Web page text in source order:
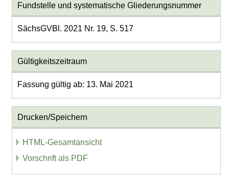
Fundstelle und systematische Gliederungsnummer
SächsGVBl. 2021 Nr. 19, S. 517
Gültigkeitszeitraum
Fassung gültig ab: 13. Mai 2021
Drucken/Speichern
HTML-Gesamtansicht
Vorschrift als PDF